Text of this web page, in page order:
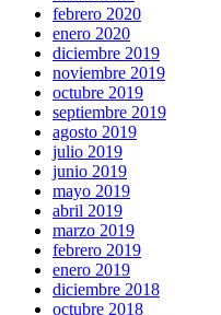
febrero 2020
enero 2020
diciembre 2019
noviembre 2019
octubre 2019
septiembre 2019
agosto 2019
julio 2019
junio 2019
mayo 2019
abril 2019
marzo 2019
febrero 2019
enero 2019
diciembre 2018
octubre 2018